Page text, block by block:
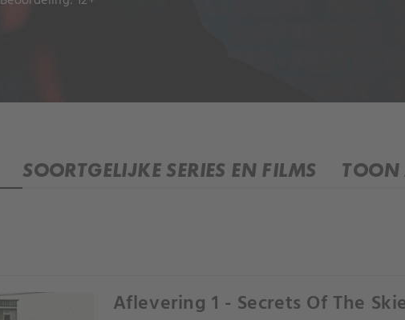
SOORTGELIJKE SERIES EN FILMS TOON
Aflevering 1 - Secrets Of The